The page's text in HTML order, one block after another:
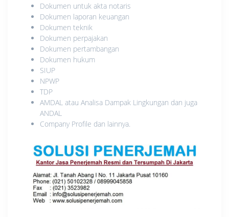
Dokumen untuk akta notaris
Dokumen laporan keuangan
Dokumen teknik
Dokumen perpajakan
Dokumen pertambangan
Dokumen hukum
SIUP
NPWP
TDP
AMDAL atau Analisa Dampak Lingkungan dan juga
ANDAL
Company Profile dan lainnya.